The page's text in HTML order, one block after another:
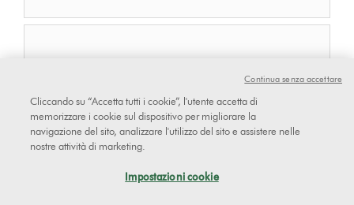
Cliccando su “Accetta tutti i cookie”, l'utente accetta di
memorizzare i cookie sul dispositivo per migliorare la
navigazione del sito, analizzare l'utilizzo del sito e assistere nelle
nostre attività di marketing.
Impostazioni cookie
Continua senza accettare